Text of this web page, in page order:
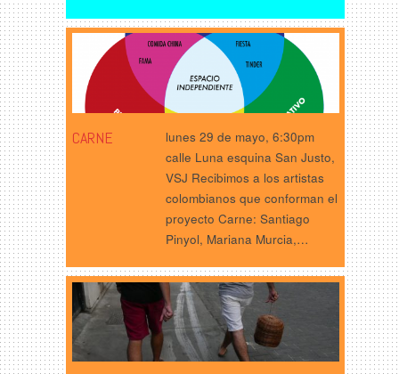
CARNE
lunes 29 de mayo, 6:30pm
calle Luna esquina San Justo,
VSJ Recibimos a los artistas
colombianos que conforman el
proyecto Carne: Santiago
Pinyol, Mariana Murcia,…